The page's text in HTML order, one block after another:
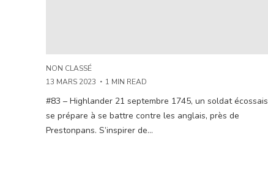
NON CLASSÉ
13 MARS 2023
1 MIN READ
#83 – Highlander 21 septembre 1745, un soldat écossais
se prépare à se battre contre les anglais, près de
Prestonpans. S’inspirer de...